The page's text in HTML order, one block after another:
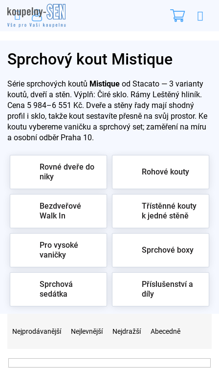
na
obsah
Sprchový kout Mistique
Série sprchových koutů Mistique od Stacato — 3 varianty
koutů, dveří a stěn. Výplň: Čiré sklo. Rámy Leštěný hliník.
Cena 5 984–6 551 Kč. Dveře a stěny řady mají shodný
profil i sklo, takže kout sestavíte přesně na svůj prostor. Ke
koutu vybereme vaničku a sprchový set; zaměření na míru
a osobní odběr Praha 10.
Rovné dveře do
niky
Rohové kouty
Bezdveřové
Walk In
Třístěnné kouty
k jedné stěně
Pro vysoké
vaničky
Sprchové boxy
Sprchová
sedátka
Příslušenství a
díly
n
Nejprodávanější Nejlevnější Nejdražší Abecedně